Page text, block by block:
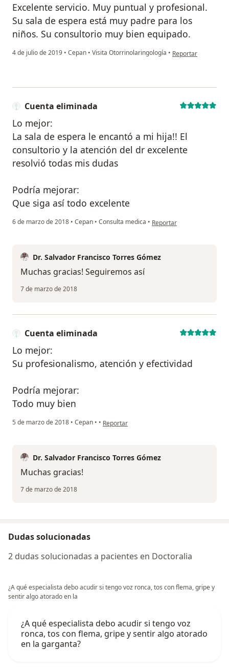
Excelente servicio. Muy puntual y profesional.
Su sala de espera está muy padre para los
niños. Su consultorio muy bien equipado.
4 de julio de 2019 • Cepan • Visita Otorrinolaringología • en opinión del
Reportar
Cuenta eliminada
Lo mejor:
La sala de espera le encantó a mi hija!! El
consultorio y la atención del dr excelente
resolvió todas mis dudas
Podría mejorar:
Que siga así todo excelente
6 de marzo de 2018 • Cepan • Consulta medica • en opinión del usuario
Reportar
Dr. Salvador Francisco Torres Gómez
Muchas gracias! Seguiremos así
7 de marzo de 2018
Cuenta eliminada
Lo mejor:
Su profesionalismo, atención y efectividad
Podría mejorar:
Todo muy bien
5 de marzo de 2018 • Cepan • • en opinión del usuario Cuenta eliminada
Reportar
Dr. Salvador Francisco Torres Gómez
Muchas gracias!
7 de marzo de 2018
Dudas solucionadas
2 dudas solucionadas a pacientes en Doctoralia
¿A qué especialista debo acudir si tengo voz ronca, tos con flema, gripe y
sentir algo atorado en la
¿A qué especialista debo acudir si tengo voz
ronca, tos con flema, gripe y sentir algo atorado
en la garganta?